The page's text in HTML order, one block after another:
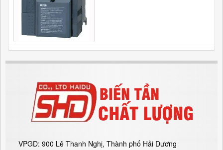
VPGD: 900 Lê Thanh Nghị, Thành phố Hải Dương